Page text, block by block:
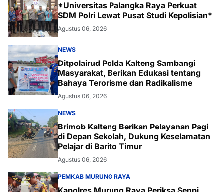
*Universitas Palangka Raya Perkuat
SDM Polri Lewat Pusat Studi Kepolisian*
Agustus 06, 2026
NEWS
Ditpolairud Polda Kalteng Sambangi
Masyarakat, Berikan Edukasi tentang
Bahaya Terorisme dan Radikalisme
Agustus 06, 2026
NEWS
Brimob Kalteng Berikan Pelayanan Pagi
di Depan Sekolah, Dukung Keselamatan
Pelajar di Barito Timur
Agustus 06, 2026
PEMKAB MURUNG RAYA